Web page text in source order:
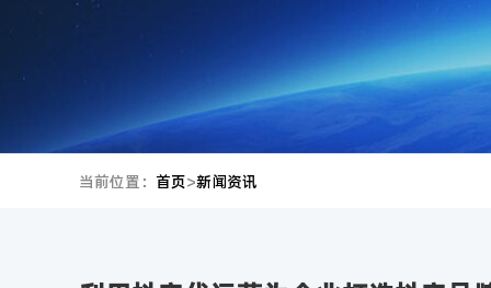
当前位置： 首页>新闻资讯